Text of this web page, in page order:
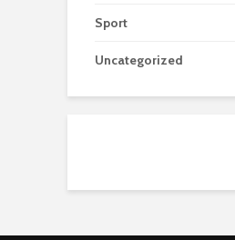
Sport
Uncategorized